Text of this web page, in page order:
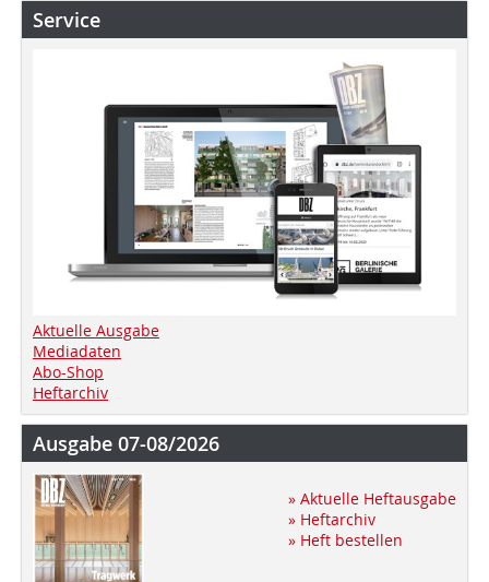
Service
Aktuelle Ausgabe
Mediadaten
Abo-Shop
Heftarchiv
Ausgabe 07-08/2026
» Aktuelle Heftausgabe
» Heftarchiv
» Heft bestellen